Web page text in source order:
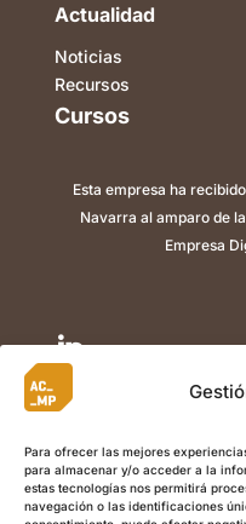
Para ofrecer las mejores
para almacenar y/o acceder a la
estas tecnologías nos permitirá
navegación o las identificaciones
Actualidad
Noticias
Recursos
Cursos
Esta empresa ha
Navarra al amparo de
Empresa


